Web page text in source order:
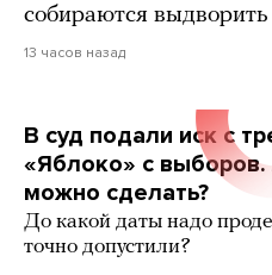
собираются выдворить
13 часов назад
В суд подали иск с
«Яблоко» с
можно сделать?
До какой даты надо
точно допустили?